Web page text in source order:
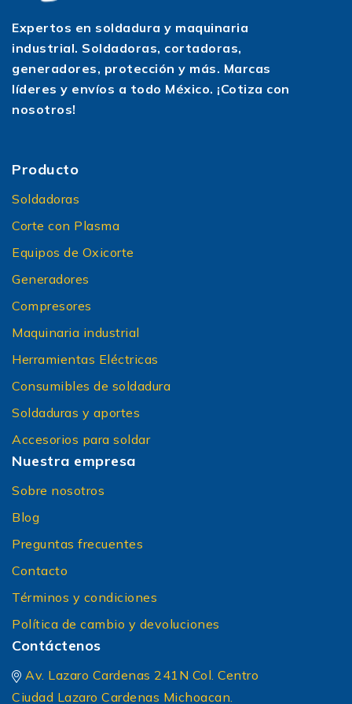
Expertos en soldadura y maquinaria
industrial. Soldadoras, cortadoras,
generadores, protección y más. Marcas
líderes y envíos a todo México. ¡Cotiza con
nosotros!
Producto
Soldadoras
Corte con Plasma
Equipos de Oxicorte
Generadores
Compresores
Maquinaria industrial
Herramientas Eléctricas
Consumibles de soldadura
Soldaduras y aportes
Accesorios para soldar
Nuestra empresa
Sobre nosotros
Blog
Preguntas frecuentes
Contacto
Términos y condiciones
Política de cambio y devoluciones
Contáctenos
Av. Lazaro Cardenas 241N Col. Centro
Ciudad Lazaro Cardenas Michoacan.